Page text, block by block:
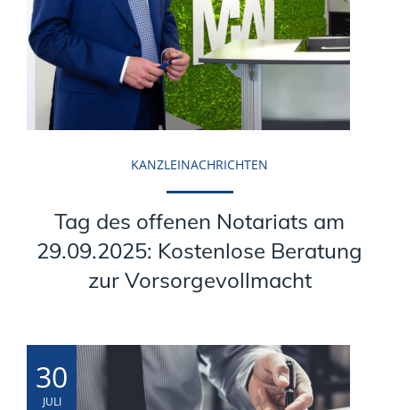
KANZLEINACHRICHTEN
Tag des offenen Notariats am
29.09.2025: Kostenlose Beratung
zur Vorsorgevollmacht
30
JULI